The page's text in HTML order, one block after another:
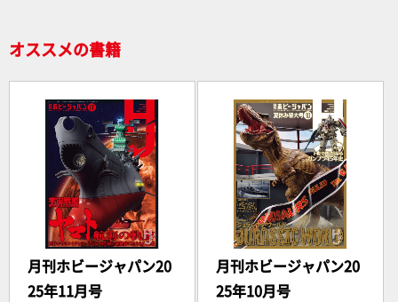
オススメの書籍
月刊ホビージャパン20
25年11月号
月刊ホビージャパン20
25年10月号